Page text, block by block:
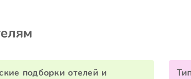
подборки отелей и